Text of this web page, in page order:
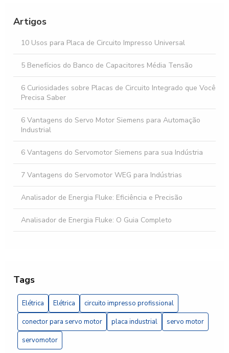
Como Escolher o Melhor Servo Motor Corrente Alternada
para Sua Aplicação
Artigos
10 Usos para Placa de Circuito Impresso Universal
5 Benefícios do Banco de Capacitores Média Tensão
6 Curiosidades sobre Placas de Circuito Integrado que Você
Precisa Saber
6 Vantagens do Servo Motor Siemens para Automação
Industrial
6 Vantagens do Servomotor Siemens para sua Indústria
7 Vantagens do Servomotor WEG para Indústrias
Analisador de Energia Fluke: Eficiência e Precisão
Analisador de Energia Fluke: O Guia Completo
Banco de capacitor trifásico é essencial para otimizar a
eficiência energética da sua instalação elétrica
Banco de Capacitor Trifásico Essencial
Tags
Elétrica Elétrica
circuito impresso profissional
conector para servo motor
placa industrial
servo motor
servomotor